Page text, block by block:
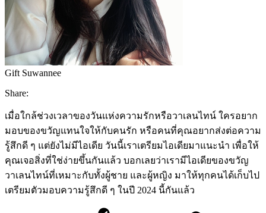
Gift Suwannee
Share:
เมื่อใกล้ช่วงเวลาของวันแห่งความรักหรือวาเลนไทน์ ใครอยาก
มอบของขวัญแทนใจให้กับคนรัก หรือคนที่คุณอยากส่งต่อความ
รู้สึกดี ๆ แต่ยังไม่มีไอเดีย วันนี้เราเตรียมไอเดียมาแนะนำ เพื่อให้
คุณเจอสิ่งที่ใช่ง่ายขึ้นกันแล้ว บอกเลยว่าเรามีไอเดียของขวัญ
วาเลนไทน์ที่เหมาะกับทั้งผู้ชาย และผู้หญิง มาให้ทุกคนได้เก็บไป
เตรียมตัวมอบความรู้สึกดี ๆ ในปี 2024 นี้กันแล้ว